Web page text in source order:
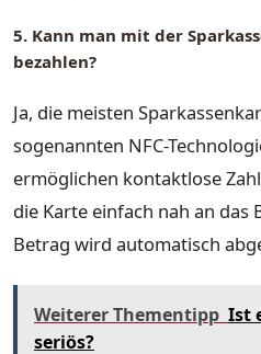
5. Kann man mit der
bezahlen?
Ja, die meisten
sogenannten NFC-
ermöglichen kontaktlose
die Karte einfach nah an
Betrag wird automatisch
Weiterer Thementipp Ist
seriös?